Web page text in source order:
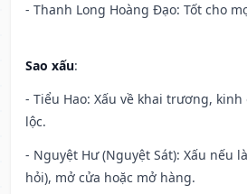
- Thanh Long Hoàng Đạo: Tốt cho
Sao xấu:
- Tiểu Hao: Xấu về khai trương,
lộc.
- Nguyệt Hư (Nguyệt Sát): Xấu nếu
hỏi), mở cửa hoặc mở hàng.